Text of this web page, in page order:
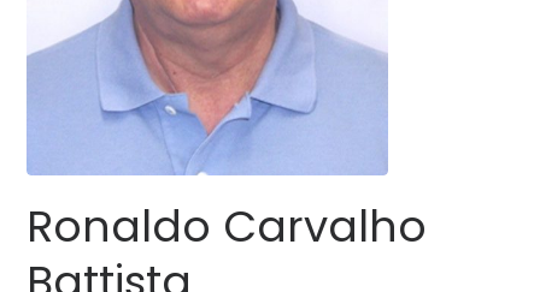
Ronaldo Carvalho